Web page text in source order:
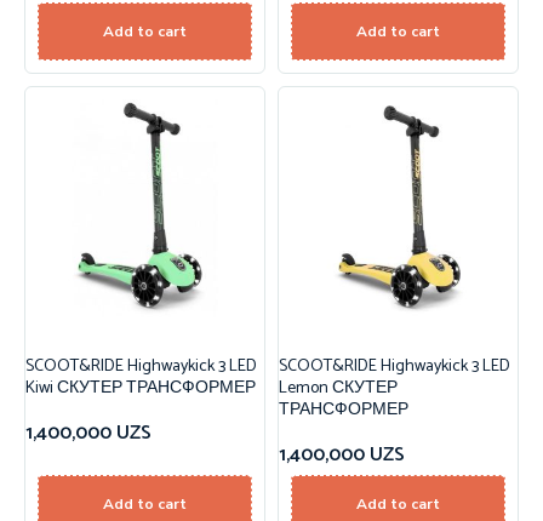
Add to cart Add to cart
SCOOT&RIDE Highwaykick 3 LED
Kiwi СКУТЕР ТРАНСФОРМЕР
1,400,000UZS
Add to cart
SCOOT&RIDE Highwaykick 3 LED
Lemon СКУТЕР
ТРАНСФОРМЕР
1,400,000UZS
Add to cart